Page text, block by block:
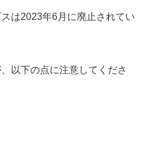
は2023年6月に廃止されてい
以下の点に注意してくださ